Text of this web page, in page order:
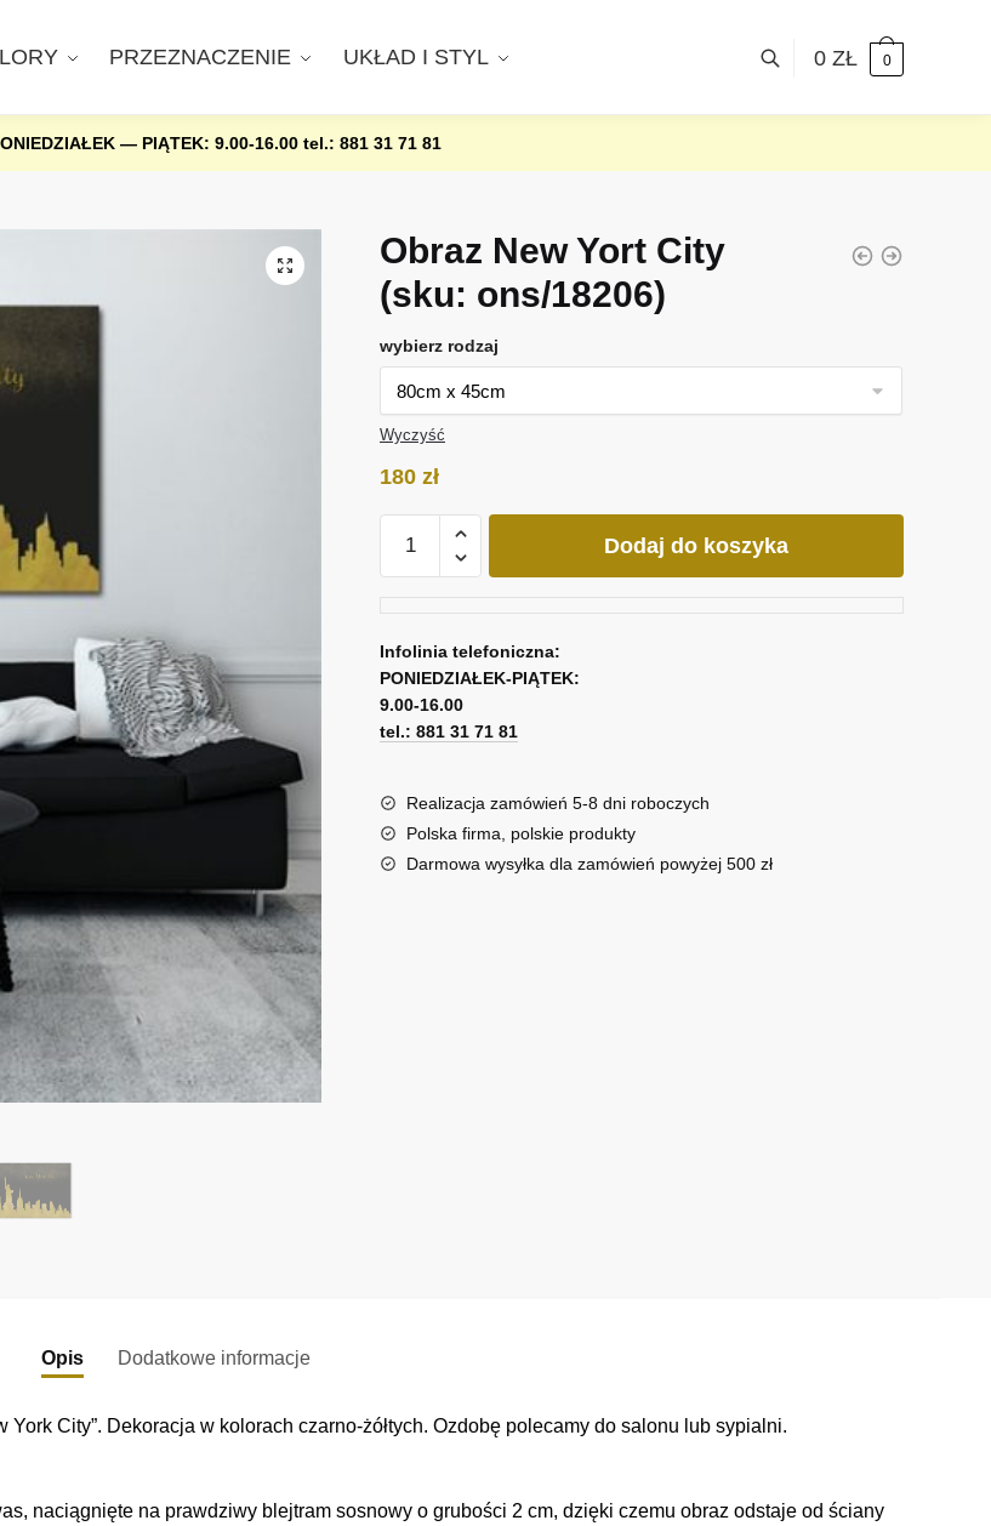
PRZEZNACZENIE UKŁAD I STYL 0 ZŁ 0
— PIĄTEK: 9.00-16.00 tel.: 881 31 71 81
Obraz New Yort City
(sku: ons/18206)
wybierz rodzaj
Wyczyść
180 zł
Obraz
City
Dodaj do koszyka
Infolinia telefoniczna:
PONIEDZIAŁEK-PIĄTEK:
9.00-16.00
tel.: 881 31 71 81
Realizacja zamówień 5-8 dni roboczych
Polska firma, polskie produkty
Darmowa wysyłka dla zamówień powyżej 500 zł
Opis Dodatkowe informacje
City”. Dekoracja w kolorach czarno-żółtych. Ozdobę polecamy do salonu lub sypialni.
naciągnięte na prawdziwy blejtram sosnowy o grubości 2 cm, dzięki czemu obraz odstaje od ściany